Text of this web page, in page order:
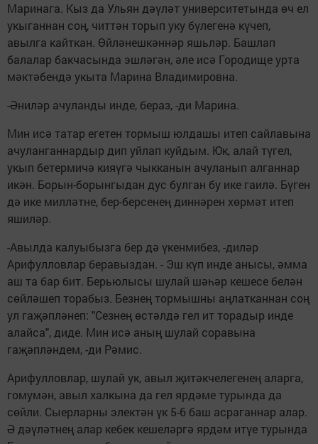
Маринага. Кыз да Ульян дәүләт университетында өч ел
укыганнан соң, читтән торып уку бүлегенә күчеп,
авылга кайткан. Өйләнешкәннәр яшьләр. Башлап
балалар бакчасында эшләгән, әле исә Городище урта
мәктәбендә укыта Марина Владимировна.
-Әниләр ачуланды инде, бераз, -ди Марина.
Мин исә татар егетен тормыш юлдашы итеп сайлавына
ачуланганнардыр дип уйлап куйдым. Юк, алай түгел,
укып бетермичә кияүгә чыкканын ачуланып алганнар
икән. Борын-борынгыдан дус булган бу ике гаилә. Бүген
дә ике милләтне, бер-берсенең диннәрен хөрмәт итеп
яшиләр.
-Авылда калуыбызга бер дә үкенмибез, -диләр
Арифулловлар беравыздан. - Эш күп инде анысы, әмма
аш та бар бит. Берьюлысы шулай шәһәр кешесе белән
сөйләшеп торабыз. Безнең тормышны аңлатканнан соң
ул гаҗәпләнеп: "Сезнең өстәлдә гел ит торадыр инде
алайса", диде. Мин исә аның шулай соравына
гаҗәпләндем, -ди Рәмис.
Арифулловлар, шулай ук, авыл җитәкчелегенең аларга,
гомумән, авыл халкына да гел ярдәме турында да
сөйли. Сыерларны электән үк 5-6 баш асраганнар алар.
Ә дәүләтнең алар кебек кешеләргә ярдәм итүе турында